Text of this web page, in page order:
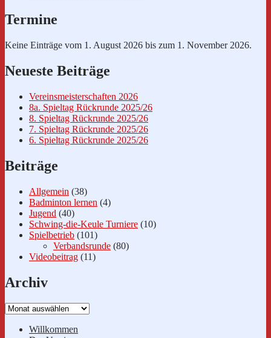
Termine
Keine Einträge vom 1. August 2026 bis zum 1. November 2026.
Neueste Beiträge
Vereinsmeisterschaften 2026
8a. Spieltag Rückrunde 2025/26
8. Spieltag Rückrunde 2025/26
7. Spieltag Rückrunde 2025/26
6. Spieltag Rückrunde 2025/26
Beiträge
Allgemein (38)
Badminton lernen (4)
Jugend (40)
Schwing-die-Keule Turniere (10)
Spielbetrieb (101)
Verbandsrunde (80)
Videobeitrag (11)
Archiv
Archiv
Willkommen